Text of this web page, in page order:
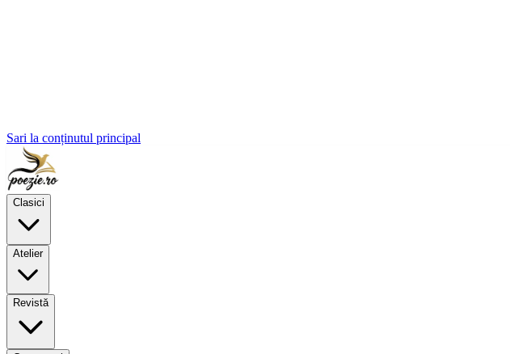
Sari la conținutul principal
Clasici
Atelier
Revistă